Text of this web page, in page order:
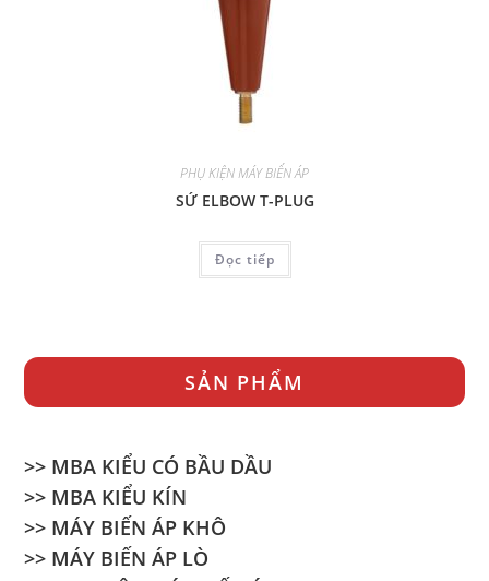
PHỤ KIỆN MÁY BIẾN ÁP
SỨ ELBOW T-PLUG
Đọc tiếp
SẢN PHẨM
>> MBA KIỂU CÓ BẦU DẦU
>> MBA KIỂU KÍN
>> MÁY BIẾN ÁP KHÔ
>> MÁY BIẾN ÁP LÒ